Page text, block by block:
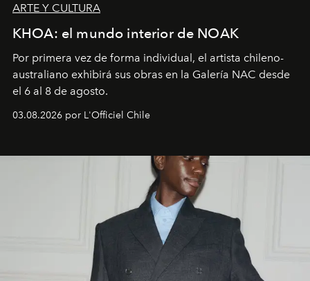
ARTE Y CULTURA
KHOA: el mundo interior de NOAK
Por primera vez de forma individual, el artista chileno-
australiano exhibirá sus obras en la Galería NAC desde
el 6 al 8 de agosto.
03.08.2026 por L'Officiel Chile